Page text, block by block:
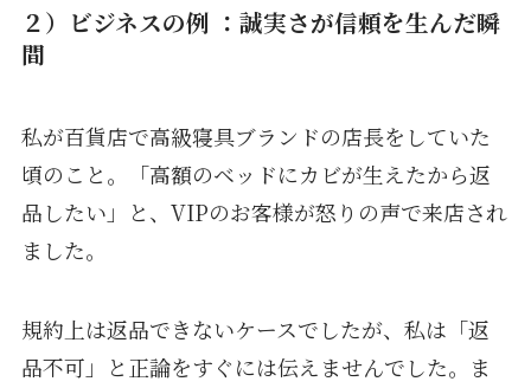
２） ビジネスの例 ：誠実さが信頼を生んだ瞬
間
私が百貨店で高級寝具ブランドの店長をしていた
頃のこと。「高額のベッドにカビが生えたから返
品したい」と、VIPのお客様が怒りの声で来店され
ました。
規約上は返品できないケースでしたが、私は「返
品不可」と正論をすぐには伝えませんでした。ま